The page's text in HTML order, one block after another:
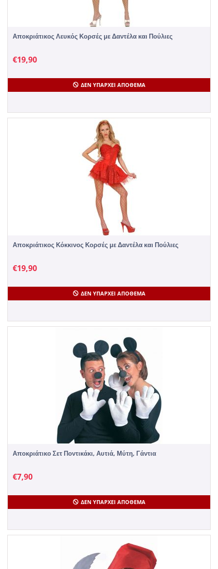
Αποκριάτικος Λευκός Κορσές με Δαντέλα και Πούλιες
€19,90
ΔΕΝ ΥΠΆΡΧΕΙ ΑΠΌΘΕΜΑ
Αποκριάτικος Κόκκινος Κορσές με Δαντέλα και Πούλιες
€19,90
ΔΕΝ ΥΠΆΡΧΕΙ ΑΠΌΘΕΜΑ
Αποκριάτικο Σετ Ποντικάκι, Αυτιά, Μύτη, Γάντια
€7,90
ΔΕΝ ΥΠΆΡΧΕΙ ΑΠΌΘΕΜΑ